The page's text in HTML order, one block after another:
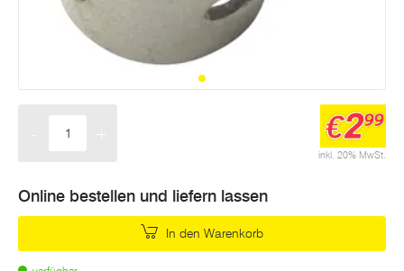
inkl. 20% MwSt.
€299
Online bestellen und liefern lassen
In den Warenkorb